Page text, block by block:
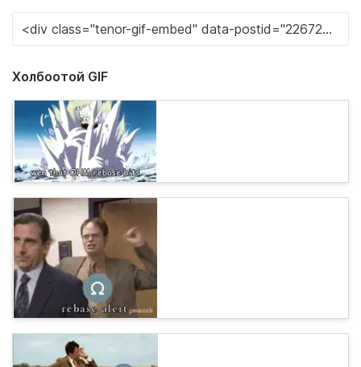
Холбоотой GIF